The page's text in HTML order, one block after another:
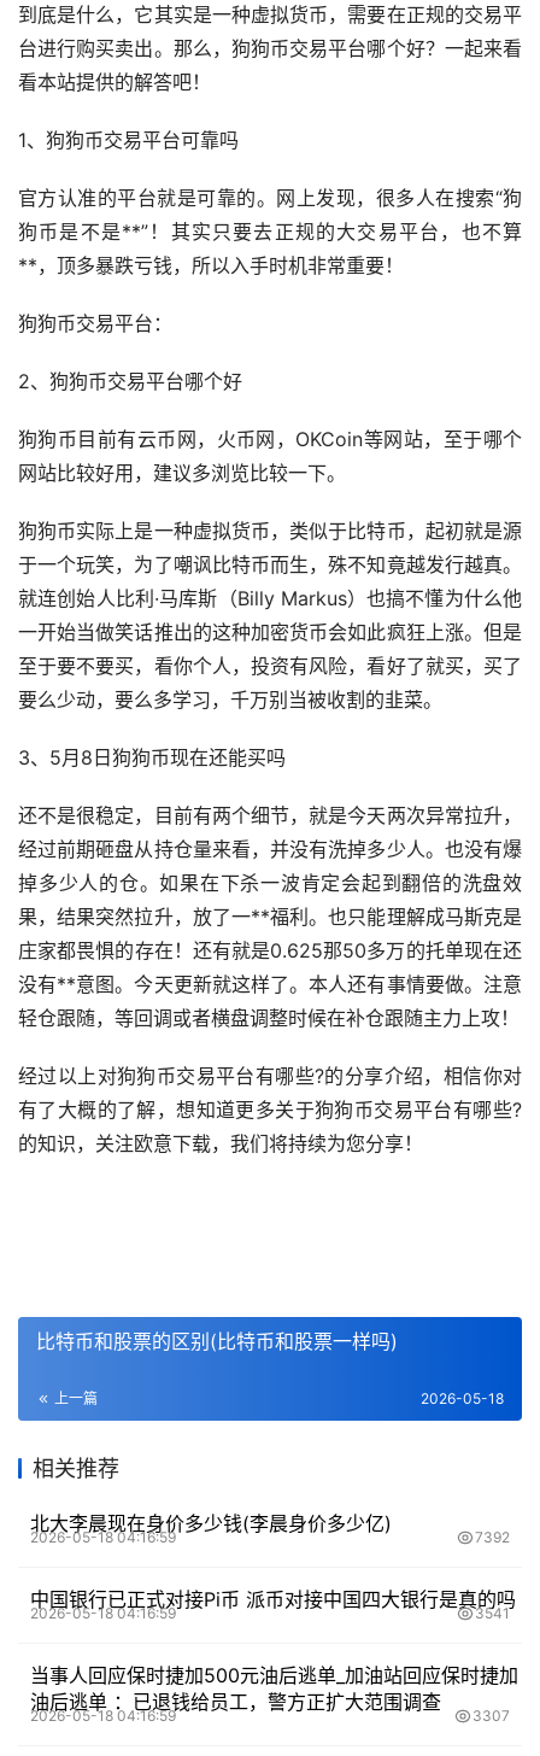
到底是什么，它其实是一种虚拟货币，需要在正规的交易平
台进行购买卖出。那么，狗狗币交易平台哪个好？一起来看
看本站提供的解答吧！
1、狗狗币交易平台可靠吗
官方认准的平台就是可靠的。网上发现，很多人在搜索“狗
狗币是不是**”！其实只要去正规的大交易平台，也不算
**，顶多暴跌亏钱，所以入手时机非常重要！
狗狗币交易平台：
2、狗狗币交易平台哪个好
狗狗币目前有云币网，火币网，OKCoin等网站，至于哪个
网站比较好用，建议多浏览比较一下。
狗狗币实际上是一种虚拟货币，类似于比特币，起初就是源
于一个玩笑，为了嘲讽比特币而生，殊不知竟越发行越真。
就连创始人比利·马库斯（Billy Markus）也搞不懂为什么他
一开始当做笑话推出的这种加密货币会如此疯狂上涨。但是
至于要不要买，看你个人，投资有风险，看好了就买，买了
要么少动，要么多学习，千万别当被收割的韭菜。
3、5月8日狗狗币现在还能买吗
还不是很稳定，目前有两个细节，就是今天两次异常拉升，
经过前期砸盘从持仓量来看，并没有洗掉多少人。也没有爆
掉多少人的仓。如果在下杀一波肯定会起到翻倍的洗盘效
果，结果突然拉升，放了一**福利。也只能理解成马斯克是
庄家都畏惧的存在！还有就是0.625那50多万的托单现在还
没有**意图。今天更新就这样了。本人还有事情要做。注意
轻仓跟随，等回调或者横盘调整时候在补仓跟随主力上攻！
经过以上对狗狗币交易平台有哪些?的分享介绍，相信你对
有了大概的了解，想知道更多关于狗狗币交易平台有哪些?
的知识，关注欧意下载，我们将持续为您分享！
比特币和股票的区别(比特币和股票一样吗)
上一篇 2026-05-18
相关推荐
北大李晨现在身价多少钱(李晨身价多少亿)
2026-05-18 04:16:59 7392
中国银行已正式对接Pi币 派币对接中国四大银行是真的吗
2026-05-18 04:16:59 3541
当事人回应保时捷加500元油后逃单_加油站回应保时捷加
油后逃单 ：已退钱给员工，警方正扩大范围调查
2026-05-18 04:16:59 3307